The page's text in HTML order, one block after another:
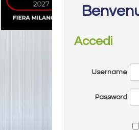
Accedi
Username
Password